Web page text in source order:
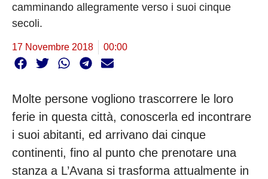
camminando allegramente verso i suoi cinque
secoli.
17 Novembre 2018 00:00
Molte persone vogliono trascorrere le loro
ferie in questa città, conoscerla ed incontrare
i suoi abitanti, ed arrivano dai cinque
continenti, fino al punto che prenotare una
stanza a L’Avana si trasforma attualmente in